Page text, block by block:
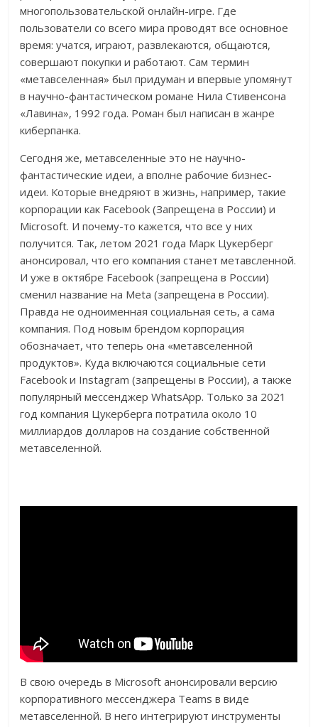
многопользовательской онлайн-игре. Где
пользователи со всего мира проводят все основное
время: учатся, играют, развлекаются, общаются,
совершают покупки и работают. Сам термин
«метавселенная» был придуман и впервые упомянут
в научно-фантастическом романе Нила Стивенсона
«Лавина», 1992 года. Роман был написан в жанре
киберпанка.
Сегодня же, метавселенные это не научно-
фантастические идеи, а вполне рабочие бизнес-
идеи. Которые внедряют в жизнь, например, такие
корпорации как Facebook (Запрещена в России) и
Microsoft. И почему-то кажется, что все у них
получится. Так, летом 2021 года Марк Цукерберг
анонсировал, что его компания станет метавсленной.
И уже в октябре Facebook (запрещена в России)
сменил название на Meta (запрещена в России).
Правда не одноименная социальная сеть, а сама
компания. Под новым брендом корпорация
обозначает, что теперь она «метавселенной
продуктов». Куда включаются социальные сети
Facebook и Instagram (запрещены в России), а также
популярный мессенджер WhatsApp. Только за 2021
год компания Цукерберга потратила около 10
миллиардов долларов на создание собственной
метавселенной.
В свою очередь в Microsoft анонсировали версию
корпоративного мессенджера Teams в виде
метавселенной. В него интегрируют инструменты